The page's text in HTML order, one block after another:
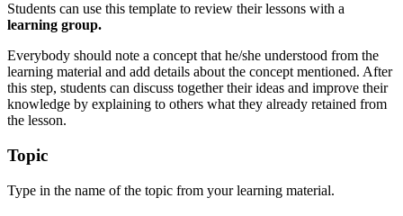
Students can use this template to review their lessons with a
learning group.
Everybody should note a concept that he/she understood from the
learning material and add details about the concept mentioned. After
this step, students can discuss together their ideas and improve their
knowledge by explaining to others what they already retained from
the lesson.
Topic
Type in the name of the topic from your learning material.